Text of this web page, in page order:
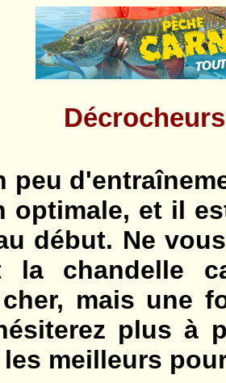
peu
optimale, et il
début. Ne
la chandelle
mais une
plus à
meilleurs